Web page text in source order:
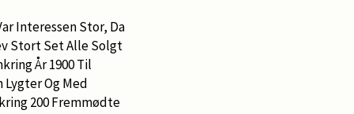
Interessen Stor, Da
Stort Set Alle Solgt
År 1900 Til
Og Med
200 Fremmødte